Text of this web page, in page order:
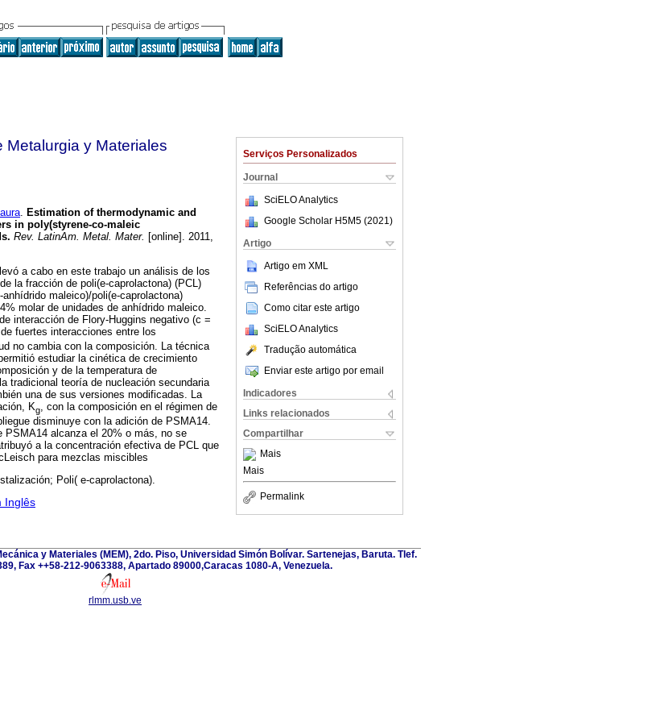
Serviços Personalizados
Journal
SciELO Analytics
Google Scholar H5M5 (2021 )
Artigo
Artigo em XML
Referências do artigo
Como citar este artigo
SciELO Analytics
Tradução automática
Enviar este artigo por email
Indicadores
Links relacionados
Compartilhar
Mais
Mais
Permalink
y Materiales
. Estimation of thermodynamic and
in poly(styrene-co-maleic
. Rev. LatinAm. Metal. Mater. [online]. 2011,
a cabo en este trabajo un análisis de los
la fracción de poli(e-caprolactona) (PCL)
maleico)/poli(e-caprolactona)
molar de unidades de anhídrido maleico.
interacción de Flory-Huggins negativo (c =
fuertes interacciones entre los
no cambia con la composición. La técnica
estudiar la cinética de crecimiento
y de la temperatura de
tradicional teoría de nucleación secundaria
una de sus versiones modificadas. La
Kg
, con la composición en el régimen de
disminuye con la adición de PSMA14.
PSMA14 alcanza el 20% o más, no se
a la concentración efectiva de PCL que
para mezclas miscibles
Poli( e-caprolactona).
Inglês
y Materiales (MEM), 2do. Piso, Universidad Simón Bolívar. Sartenejas, Baruta. Tlef.
Fax ++58-212-9063388, Apartado 89000,Caracas 1080-A, Venezuela.
rlmm.usb.ve